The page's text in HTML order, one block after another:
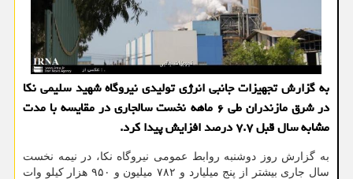
به گزارش تجهیزات جانبی انرژی تولیدی نیروگاه شهید سلیمی نكا
در شرق مازندران طی ۶ ماهه نخست سالجاری در مقایسه با مدت
مشابه سال قبل ۷.۷ درصد افزایش پیدا كرد.
به گزارش روز دوشنبه روابط عمومی نیروگاه نکا، در نیمه نخست
سال جاری بیشتر از پنج میلیارد و ۷۸۲ میلیون و ۹۵۰ هزار کیلو وات